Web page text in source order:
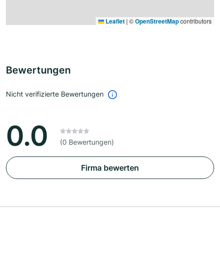
Leaflet | ©OpenStreetMapcontributors
Bewertungen
Nicht verifizierte Bewertungen
0.0 (0 Bewertungen)
Firma bewerten